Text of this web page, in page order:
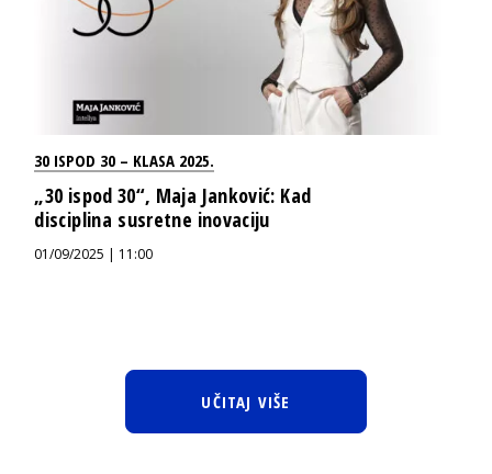
30 ISPOD 30 – KLASA 2025.
„30 ispod 30“, Maja Janković: Kad
disciplina susretne inovaciju
01/09/2025 | 11:00
UČITAJ VIŠE